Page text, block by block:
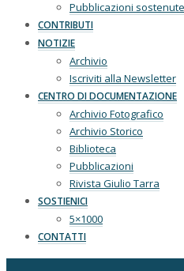
Pubblicazioni sostenute
CONTRIBUTI
NOTIZIE
Archivio
Iscriviti alla Newsletter
CENTRO DI DOCUMENTAZIONE
Archivio Fotografico
Archivio Storico
Biblioteca
Pubblicazioni
Rivista Giulio Tarra
SOSTIENICI
5×1000
CONTATTI